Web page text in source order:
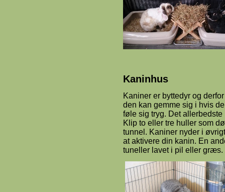
Kaninhus
Kaniner er byttedyr og
den kan gemme sig i hvis
føle sig tryg. Det
Klip to eller tre huller som
tunnel. Kaniner nyder i
at aktivere din kanin. En
tuneller lavet i pil eller græs.